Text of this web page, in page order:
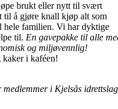
brukt eller nytt til svært
til å gjøre knall kjøp alt som
hele familien. Vi har dyktige
til. En gavepakke til alle
og miljøvennlig!
i kaféen!
medlemmer i Kjelsås